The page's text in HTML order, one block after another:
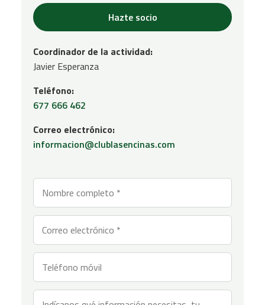
Hazte socio
Coordinador de la actividad:
Javier Esperanza
Teléfono:
677 666 462
Correo electrónico:
informacion@clublasencinas.com